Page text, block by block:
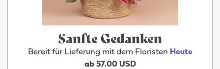
Sanfte Gedanken
Bereit für Lieferung mit dem Floristen Heute
ab 57.00 USD